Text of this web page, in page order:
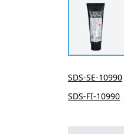
SDS-SE-10990
SDS-FI-10990